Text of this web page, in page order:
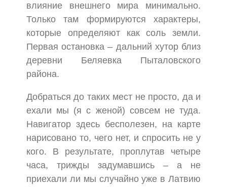
влияние внешнего мира минимально.
Только там формируются характеры,
которые определяют как соль земли.
Первая остановка – дальний хутор близ
деревни Беляевка Пыталовского
района.
Добраться до таких мест не просто, да и
ехали мы (я с женой) совсем не туда.
Навигатор здесь бесполезен, на карте
нарисовано то, чего нет, и спросить не у
кого. В результате, проплутав четыре
часа, трижды задумавшись – а не
приехали ли мы случайно уже в Латвию